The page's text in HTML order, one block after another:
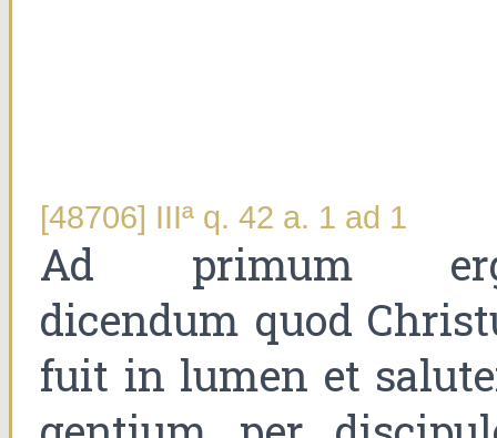
[48706] IIIª q. 42 a. 1 ad 1
Ad primum
dicendum quod
fuit in lumen et